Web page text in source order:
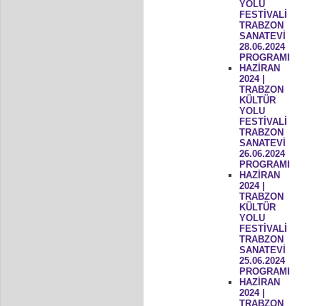
YOLU
FESTİVALİ
TRABZON
SANATEVİ
28.06.2024
PROGRAMI
HAZİRAN
2024 |
TRABZON
KÜLTÜR
YOLU
FESTİVALİ
TRABZON
SANATEVİ
26.06.2024
PROGRAMI
HAZİRAN
2024 |
TRABZON
KÜLTÜR
YOLU
FESTİVALİ
TRABZON
SANATEVİ
25.06.2024
PROGRAMI
HAZİRAN
2024 |
TRABZON